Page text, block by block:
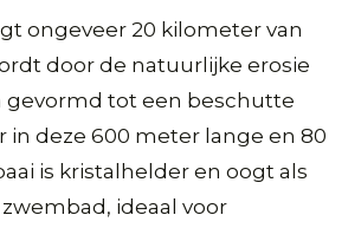
ongeveer 20 kilometer van
door de natuurlijke erosie
gevormd tot een beschutte
in deze 600 meter lange en 80
is kristalhelder en oogt als
ideaal voor